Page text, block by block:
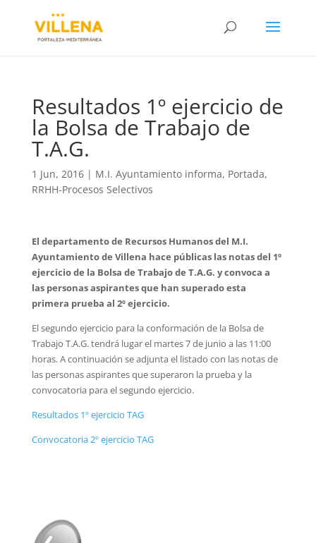
Resultados 1º ejercicio de
la Bolsa de Trabajo de
T.A.G.
1 Jun, 2016| M.I. Ayuntamiento informa, Portada,
RRHH-Procesos Selectivos
El departamento de Recursos Humanos del M.I.
Ayuntamiento de Villena hace públicas las notas del 1º
ejercicio de la Bolsa de Trabajo de T.A.G. y convoca a
las personas aspirantes que han superado esta
primera prueba al 2º ejercicio.
El segundo ejercicio para la conformación de la Bolsa de
Trabajo T.A.G. tendrá lugar el martes 7 de junio a las 11:00
horas. A continuación se adjunta el listado con las notas de
las personas aspirantes que superaron la prueba y la
convocatoria para el segundo ejercicio.
Resultados 1º ejercicio TAG
Convocatoria 2º ejercicio TAG